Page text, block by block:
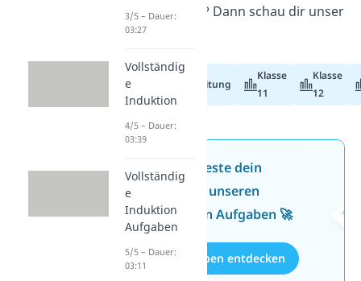
zurücklehnen? Dann schau dir unser
Video
Abiturvorbereitung
Klasse
11
Klasse
12
Jetzt neu: Teste dein
Wissen mit unseren
kostenlosen Aufgaben 🚀
Aufgaben entdecken
3/5 – Dauer:
03:27
Vollständig
e
Induktion
4/5 – Dauer:
03:39
Vollständig
e
Induktion
Aufgaben
5/5 – Dauer:
03:11